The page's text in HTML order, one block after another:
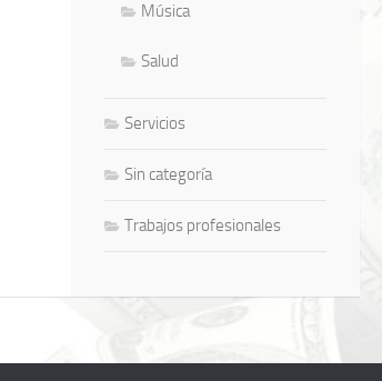
Música
Salud
Servicios
Sin categoría
Trabajos profesionales